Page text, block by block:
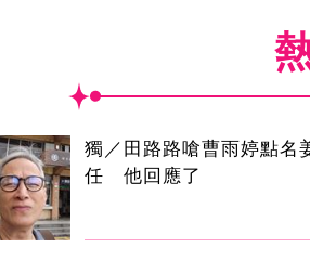
獨／田路路嗆曹雨婷點名
任 他回應了